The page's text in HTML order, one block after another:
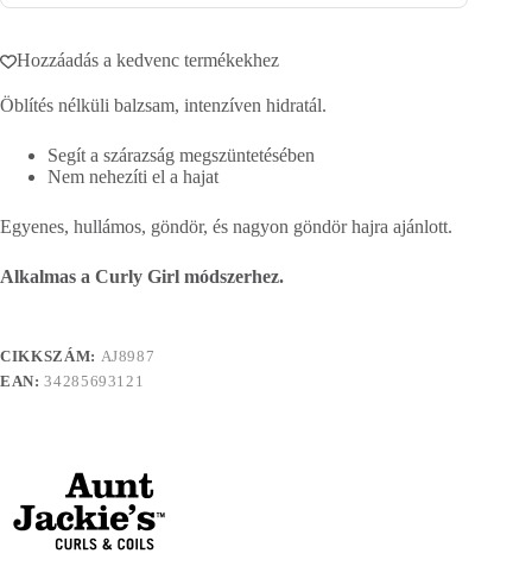
Hozzáadás a kedvenc termékekhez
Öblítés nélküli balzsam, intenzíven hidratál.
Segít a szárazság megszüntetésében
Nem nehezíti el a hajat
Egyenes, hullámos, göndör, és nagyon göndör hajra ajánlott.
Alkalmas a Curly Girl módszerhez.
CIKKSZÁM: AJ8987
EAN:34285693121